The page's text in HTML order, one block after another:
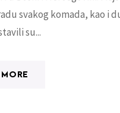
svakog komada, kao i
su...